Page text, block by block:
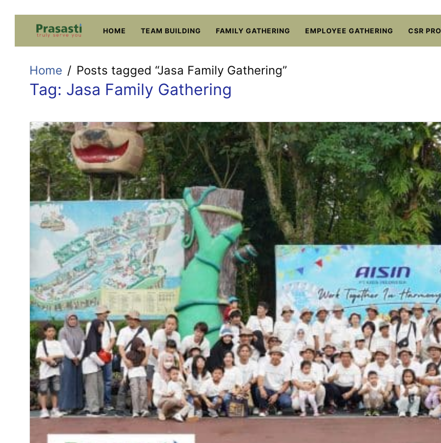
content
HOME TEAM BUILDING FAMILY GATHERING EMPLOYEE GATHERING CSR
Home Posts tagged “Jasa Family Gathering”
Tag: Jasa Family Gathering